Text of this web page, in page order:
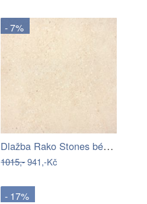
- 7%
Dlažba Rako Stones béžová 60x60 cm mat…
1015,-941,-Kč
- 17%